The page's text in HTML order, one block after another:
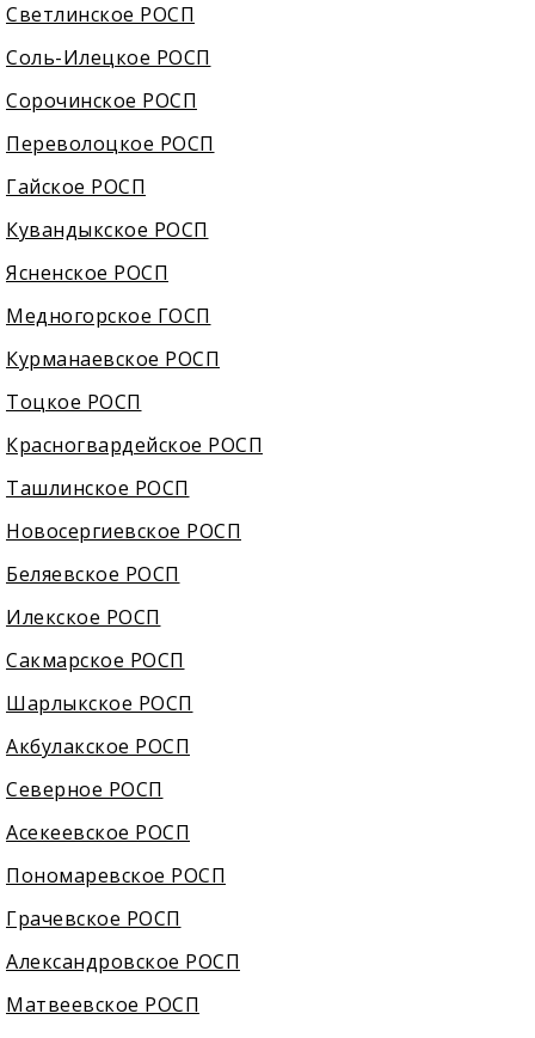
Светлинское РОСП
Соль-Илецкое РОСП
Сорочинское РОСП
Переволоцкое РОСП
Гайское РОСП
Кувандыкское РОСП
Ясненское РОСП
Медногорское ГОСП
Курманаевское РОСП
Тоцкое РОСП
Красногвардейское РОСП
Ташлинское РОСП
Новосергиевское РОСП
Беляевское РОСП
Илекское РОСП
Сакмарское РОСП
Шарлыкское РОСП
Акбулакское РОСП
Северное РОСП
Асекеевское РОСП
Пономаревское РОСП
Грачевское РОСП
Александровское РОСП
Матвеевское РОСП